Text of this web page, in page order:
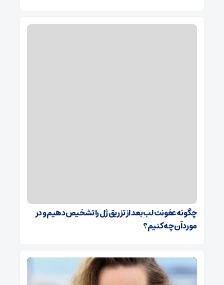
چگونه عفونت لب بعد از تزریق ژل را تشخیص دهیم و در
مورد آن چه کنیم؟